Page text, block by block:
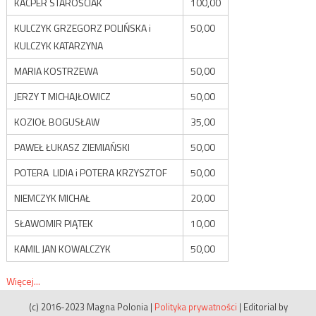
KULCZYK GRZEGORZ POLIŃSKA i
KULCZYK KATARZYNA
50,00
MARIA KOSTRZEWA
50,00
JERZY T MICHAJŁOWICZ
50,00
KOZIOŁ BOGUSŁAW
35,00
PAWEŁ ŁUKASZ ZIEMIAŃSKI
50,00
POTERA LIDIA i POTERA KRZYSZTOF
50,00
NIEMCZYK MICHAŁ
20,00
SŁAWOMIR PIĄTEK
10,00
KAMIL JAN KOWALCZYK
50,00
Więcej...
(c) 2016-2023 Magna Polonia | Polityka prywatności | Editorial by